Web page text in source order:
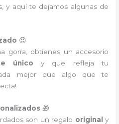
y aquí te dejamos algunas de
😍
gorra, obtienes un accesorio
único y que refleja tu
mejor que algo que te
🎁
son un regalo original y